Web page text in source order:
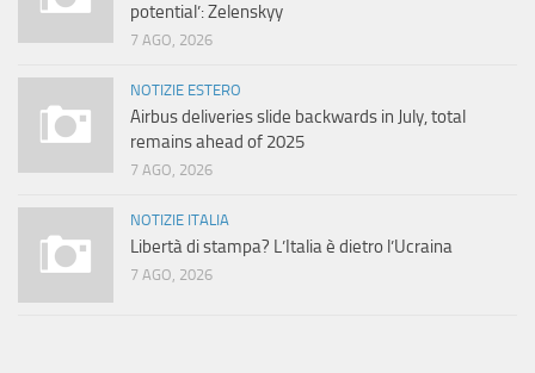
potential’: Zelenskyy
7 AGO, 2026
NOTIZIE ESTERO
Airbus deliveries slide backwards in July, total
remains ahead of 2025
7 AGO, 2026
NOTIZIE ITALIA
Libertà di stampa? L’Italia è dietro l’Ucraina
7 AGO, 2026